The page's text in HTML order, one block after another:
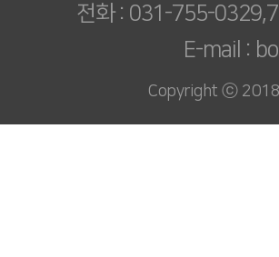
전화 : 031-755-
E-mail :
Copyright ⓒ 2018